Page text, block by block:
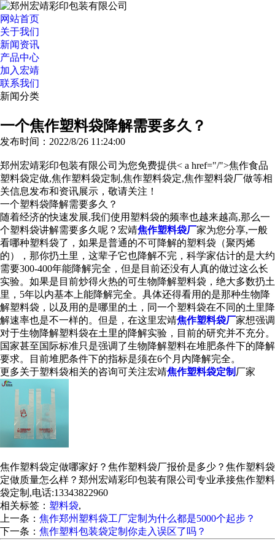
网站首页
关于我们
新闻资讯
产品中心
加入宏靖
联系我们
新闻分类
一个焦作塑料袋降解需要多久？
发布时间：2022/8/26 11:24:00
郑州宏靖彩印包装有限公司为您免费提供< a href="/">焦作食品
塑料袋定做,焦作塑料袋定制,焦作塑料袋定,焦作塑料袋厂做等相
关信息发布和资讯展示，敬请关注！
一个塑料袋降解需要多久？
随着经济的快速发展,我们使用塑料袋的频率也越来越高,那么一
个塑料袋讲解需要多久呢？宏靖焦作塑料袋厂家为您分享,一般
看哪种塑料袋了，如果是普通的不可降解的塑料袋（聚丙烯
的），那你扔土里，这辈子它也降解不完，科学家估计的是大约
需要300-400年能降解完全，但是目前还没有人真的做过这么长
实验。如果是目前炒得火热的可生物降解塑料袋，绝大多数扔土
里，5年以内基本上能降解完全。具体还得看用的是那种生物降
解塑料袋，以及用的是哪里的土，同一个塑料袋在不同的土里降
解速率也是不一样的。但是，在这里宏靖焦作塑料袋厂家想强调
对于生物降解塑料袋在土里的降解实验，目前的研究并不充分。
国家甚至国际标准只是强调了生物降解塑料在堆肥条件下的降解
要求。目前堆肥条件下的指标是须在6个月内降解完全。
更多关于塑料袋相关的咨询可关注宏靖焦作塑料袋定制 厂家
焦作塑料袋定做哪家好？焦作塑料袋厂报价是多少？焦作塑料袋
定做质量怎么样？郑州宏靖彩印包装有限公司专业承接焦作塑料
袋定制,电话:13343822960
相关标签： 塑料袋,
上一条： 焦作郑州塑料袋工厂定制为什么都是5000个起步？
下一条： 焦作塑料包装袋定制你走入误区了吗？